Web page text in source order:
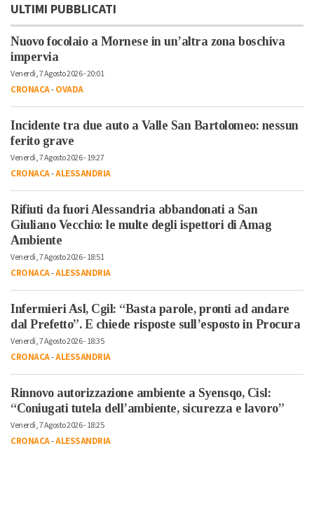
ULTIMI PUBBLICATI
Nuovo focolaio a Mornese in un’altra zona boschiva
impervia
Venerdì, 7 Agosto 2026 - 20:01
CRONACA-OVADA
Incidente tra due auto a Valle San Bartolomeo: nessun
ferito grave
Venerdì, 7 Agosto 2026 - 19:27
CRONACA-ALESSANDRIA
Rifiuti da fuori Alessandria abbandonati a San
Giuliano Vecchio: le multe degli ispettori di Amag
Ambiente
Venerdì, 7 Agosto 2026 - 18:51
CRONACA-ALESSANDRIA
Infermieri Asl, Cgil: “Basta parole, pronti ad andare
dal Prefetto”. E chiede risposte sull’esposto in Procura
Venerdì, 7 Agosto 2026 - 18:35
CRONACA-ALESSANDRIA
Rinnovo autorizzazione ambiente a Syensqo, Cisl:
“Coniugati tutela dell’ambiente, sicurezza e lavoro”
Venerdì, 7 Agosto 2026 - 18:25
CRONACA-ALESSANDRIA